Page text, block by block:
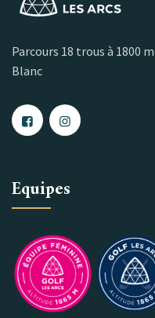
Parcours 18 trous à 1800
Blanc
Equipes